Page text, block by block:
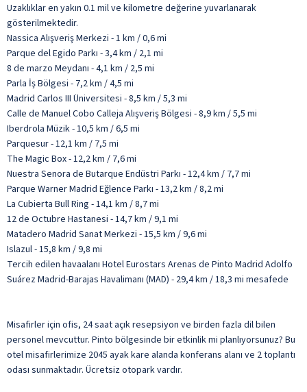
Uzaklıklar en yakın 0.1 mil ve kilometre değerine yuvarlanarak
gösterilmektedir.
Nassica Alışveriş Merkezi - 1 km / 0,6 mi
Parque del Egido Parkı - 3,4 km / 2,1 mi
8 de marzo Meydanı - 4,1 km / 2,5 mi
Parla İş Bölgesi - 7,2 km / 4,5 mi
Madrid Carlos III Üniversitesi - 8,5 km / 5,3 mi
Calle de Manuel Cobo Calleja Alışveriş Bölgesi - 8,9 km / 5,5 mi
Iberdrola Müzik - 10,5 km / 6,5 mi
Parquesur - 12,1 km / 7,5 mi
The Magic Box - 12,2 km / 7,6 mi
Nuestra Senora de Butarque Endüstri Parkı - 12,4 km / 7,7 mi
Parque Warner Madrid Eğlence Parkı - 13,2 km / 8,2 mi
La Cubierta Bull Ring - 14,1 km / 8,7 mi
12 de Octubre Hastanesi - 14,7 km / 9,1 mi
Matadero Madrid Sanat Merkezi - 15,5 km / 9,6 mi
Islazul - 15,8 km / 9,8 mi
Tercih edilen havaalanı Hotel Eurostars Arenas de Pinto Madrid Adolfo
Suárez Madrid-Barajas Havalimanı (MAD) - 29,4 km / 18,3 mi mesafede
Misafirler için ofis, 24 saat açık resepsiyon ve birden fazla dil bilen
personel mevcuttur. Pinto bölgesinde bir etkinlik mi planlıyorsunuz? Bu
otel misafirlerimize 2045 ayak kare alanda konferans alanı ve 2 toplantı
odası sunmaktadır. Ücretsiz otopark vardır.